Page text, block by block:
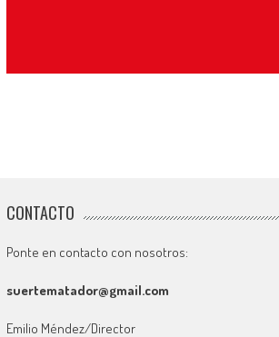
CONTACTO
Ponte en contacto con nosotros:
suertematador@gmail.com
Emilio Méndez/Director